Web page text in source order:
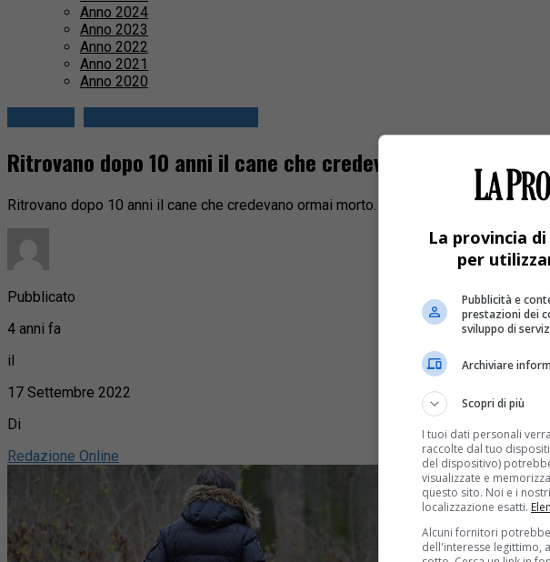
Anno 2024
Anno 2023
Anno 2022
Anno 2021
Anno 2020
Ritrovano dopo 10 anni il cane che credevano morto
Ritrovano dopo 10 anni il cane che credevano ormai morto. E’ una storia incredibile
Pubblicato
4 anni fa
il
17 Settembre 2022
Di
Redazione Online
La provincia
per
Pubblicità e
prestazioni dei
sviluppo di
Archiviare
Scopri di più
I tuoi dati personali
raccolte dal tuo
del dispositivo)
visualizzate e
questo sito. Noi e i
localizzazione esatti.
Alcuni fornitori
dell'interesse legittimo,